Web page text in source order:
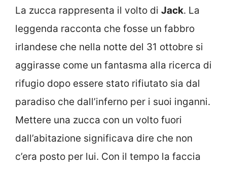
La zucca rappresenta il volto di Jack. La
leggenda racconta che fosse un fabbro
irlandese che nella notte del 31 ottobre si
aggirasse come un fantasma alla ricerca di
rifugio dopo essere stato rifiutato sia dal
paradiso che dall’inferno per i suoi inganni.
Mettere una zucca con un volto fuori
dall’abitazione significava dire che non
c’era posto per lui. Con il tempo la faccia